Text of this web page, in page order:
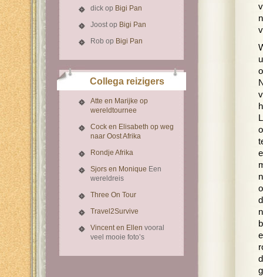
dick op Bigi Pan
Joostop Bigi Pan
Rob op Bigi Pan
Collega reizigers
Atte en Marijke op
wereldtournee
Cock en Elisabeth op weg
naar Oost Afrika
Rondje Afrika
Sjors en Monique Een
wereldreis
Three On Tour
Travel2Survive
Vincent en Ellen vooral
veel mooie foto’s